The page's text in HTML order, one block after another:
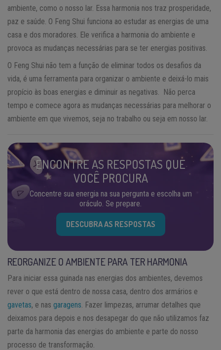
ambiente, como o nosso lar. Essa harmonia nos traz prosperidade,
paz e saúde. O Feng Shui funciona ao estudar as energias de uma
casa e dos moradores. Ele verifica a harmonia do ambiente e
provoca as mudanças necessárias para se ter energias positivas.
O Feng Shui não tem a função de eliminar todos os desafios da
vida, é uma ferramenta para organizar o ambiente e deixá-lo mais
propício às boas energias e diminuir as negativas. Não perca
tempo e comece agora as mudanças necessárias para melhorar o
ambiente em que vivemos, seja no trabalho ou seja em nosso lar.
ENCONTRE AS RESPOSTAS QUE
VOCÊ PROCURA
Concentre sua energia na sua pergunta e escolha um
oráculo. Se prepare.
DESCUBRA AS RESPOSTAS
REORGANIZE O AMBIENTE PARA TER HARMONIA
Para iniciar essa guinada nas energias dos ambientes, devemos
rever o que está dentro de nossa casa, dentro dos armários e
gavetas, e nas garagens . Fazer limpezas, arrumar detalhes que
deixamos para depois e nos desapegar do que não utilizamos faz
parte da harmonia das energias do ambiente e parte do nosso
processo de transformação.